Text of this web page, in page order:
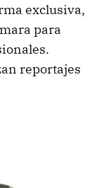
exclusiva,
para
reportajes